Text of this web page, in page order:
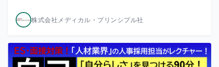
株式会社メディカル・プリンシプル社